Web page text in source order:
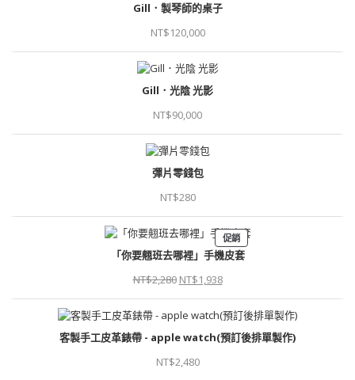
Gill．製琴師的桌子
NT$120,000
Gill．光陰 光影
NT$90,000
彈片零錢包
NT$280
促銷
「你要翹班去哪裡」手機皮套
NT$2,280 NT$1,938
客製手工皮革錶帶 - apple watch(預訂後排單製作)
NT$2,480